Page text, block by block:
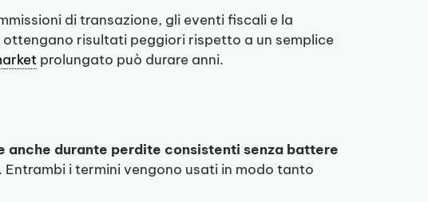
di transazione, gli eventi fiscali e la
ottengano risultati peggiori rispetto a un semplice
prolungato può durare anni.
anche durante perdite consistenti senza battere
i termini vengono usati in modo tanto